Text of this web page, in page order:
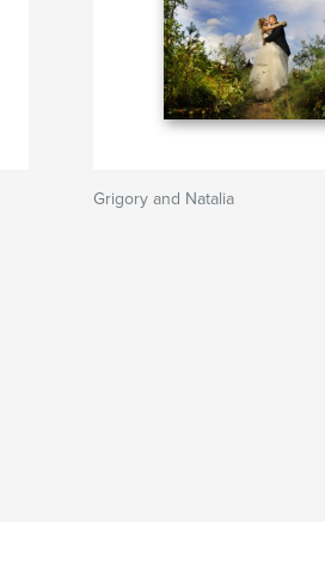
Grigory and Natalia